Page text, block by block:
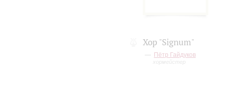
Хор "Signum"
Пётр Гайдуков
хормейстер